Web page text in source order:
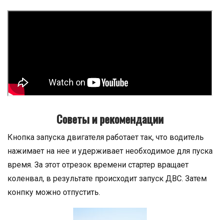
Советы и рекомендации
Кнопка запуска двигателя работает так, что водитель
нажимает на нее и удерживает необходимое для пуска
время. За этот отрезок времени стартер вращает
коленвал, в результате происходит запуск ДВС. Затем
конпку можно отпустить.